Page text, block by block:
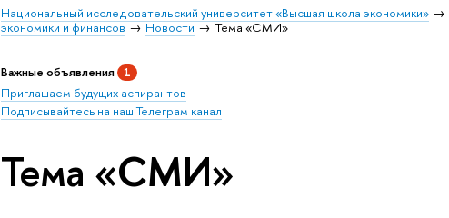
Национальный исследовательский университет «Высшая школа экономики»
экономики и финансов
Новости Тема «СМИ»
Важные объявления 1
Приглашаем будущих аспирантов
Подписывайтесь на наш Телеграм канал
Тема «СМИ»